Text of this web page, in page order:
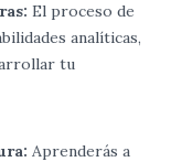
El proceso de
analíticas,
tu
Aprenderás a